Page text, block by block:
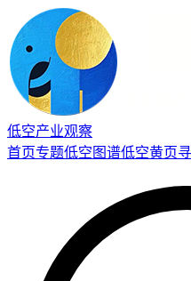
低空产业观察
首页专题低空图谱低空黄页